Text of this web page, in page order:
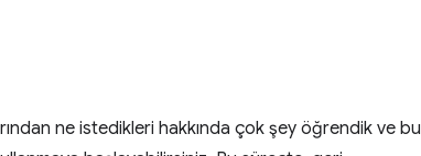
ne istedikleri hakkında çok şey öğrendik ve bu